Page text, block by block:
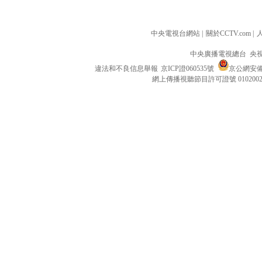
中央電視台網站 關於CCTV.com
中央廣播電視總台 央
違法和不良信息舉報 京ICP證060535號
京公網安
網上傳播視聽節目許可證號